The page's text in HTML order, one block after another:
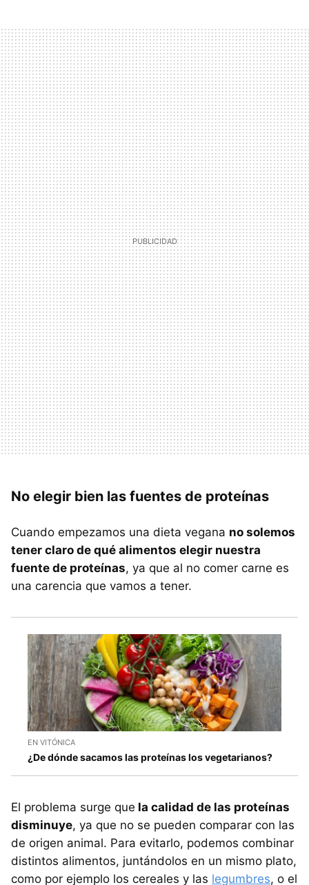
No elegir bien las fuentes de proteínas
Cuando empezamos una dieta vegana no solemos
tener claro de qué alimentos elegir nuestra
fuente de proteínas, ya que al no comer carne es
una carencia que vamos a tener.
EN VITÓNICA
¿De dónde sacamos las proteínas los vegetarianos?
El problema surge que la calidad de las proteínas
disminuye, ya que no se pueden comparar con las
de origen animal. Para evitarlo, podemos combinar
distintos alimentos, juntándolos en un mismo plato,
como por ejemplo los cereales y las legumbres, o el